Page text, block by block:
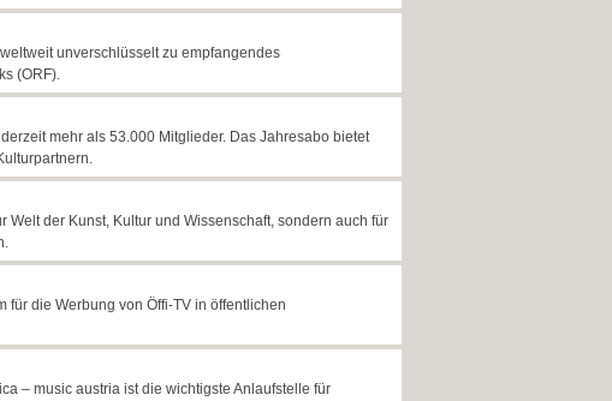
unverschlüsselt zu empfangendes
(ORF).
mehr als 53.000 Mitglieder. Das Jahresabo bietet
Welt der Kunst, Kultur und Wissenschaft, sondern auch für
für die Werbung von Öffi-TV in öffentlichen
– music austria ist die wichtigste Anlaufstelle für